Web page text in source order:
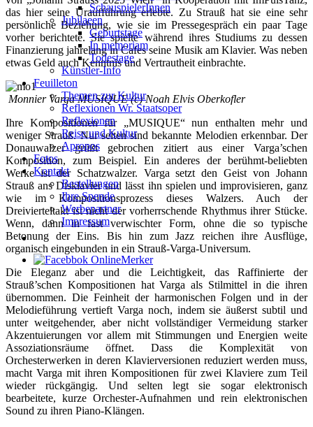
SchauspielerInnen
Jubilaeen
Geburtstage
In memoriam
Todestage
Künstler-Info
Feuilleton
Themen zur Kultur
Reflexionen Wr. Staatsoper
Reflexionen
Reise und Kultur
Apropos
Fotos
Kontakt
Bestellungen
Ihre Spende
Werbepartner
Impressum
das hier seine Uraufführung erlebte. Zu Strauß hat sie eine sehr
persönliche Beziehung, wie sie im Pressegespräch ein paar Tage
vorher berichtete. Sie spielte während ihres Studiums zu dessen
Finanzierung jahrelang in Cafes seine Musik am Klavier. Was neben
etwas Geld auch Kenntnis und Vertrautheit einbrachte.
Monnier Varga MUSIQUE (c) Noah Elvis Oberkofler
Ihre Kompositionen für „MUSIQUE“ nun enthalten mehr und
weniger Strauß. Nur selten sind bekannte Melodien erkennbar. Der
Donauwalzer grüßt gebrochen zitiert aus einer Varga’schen
Komposition, zum Beispiel. Ein anderes der berühmt-beliebten
Werke ist der Schatzwalzer. Varga setzt den Geist von Johann
Strauß ans Disklavier und lässt ihn spielen und improvisieren, ganz
wie im Kompositionsprozess dieses Walzers. Auch der
Dreivierteltakt ist nicht der vorherrschende Rhythmus ihrer Stücke.
Wenn, dann in fast verwischter Form, ohne die so typische
Betonung der Eins. Bis hin zum Jazz reichen ihre Ausflüge,
organisch eingebunden in ein Strauß-Varga-Universum.
Die Eleganz aber und die Leichtigkeit, das Raffinierte der
Strauß’schen Kompositionen hat Varga als Stilmittel in die ihren
übernommen. Die Feinheit der harmonischen Folgen und in der
Melodieführung vertieft Varga noch, indem sie äußerst subtil und
unter weitgehender, aber nicht vollständiger Vermeidung starker
Akzentuierungen vor allem mit Stimmungen und Energien weite
Assoziationsräume öffnet. Dass die Komplexität von
Orchesterwerken in deren Klavierversionen reduziert werden muss,
macht Varga mit ihren Kompositionen für zwei Klaviere zum Teil
wieder rückgängig. Und selten legt sie sogar elektronisch
bearbeitete, kurze Orchester-Aufnahmen und rein elektronischen
Sound zu ihren Piano-Klängen.